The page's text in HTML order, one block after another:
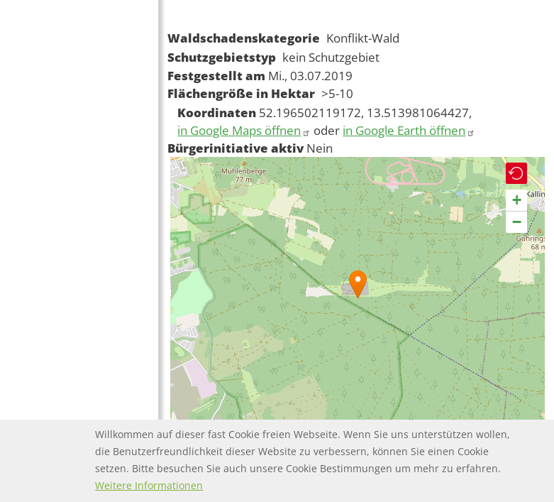
Waldschadenskategorie Konflikt-Wald
Schutzgebietstyp kein Schutzgebiet
Festgestellt am Mi., 03.07.2019
Flächengröße in Hektar >5-10
Koordinaten 52.196502119172, 13.513981064427,
in Google Maps öffnen
oder in Google Earth öffnen
Bürgerinitiative aktiv Nein
+
−
Leaflet | ©OpenStreetMap contributors
FOOTER MENU Twitter
Willkommen auf dieser fast Cookie freien Webseite. Wenn Sie uns unterstützen wollen,
die Benutzerfreundlichkeit dieser Website zu verbessern, können Sie einen Cookie
setzen. Bitte besuchen Sie auch unsere Cookie Bestimmungen um mehr zu erfahren.
Weitere Informationen